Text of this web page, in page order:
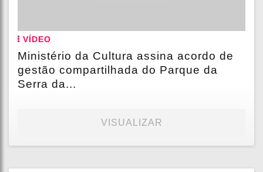
VÍDEO
Ministério da Cultura assina acordo de
gestão compartilhada do Parque da
Serra da...
VISUALIZAR